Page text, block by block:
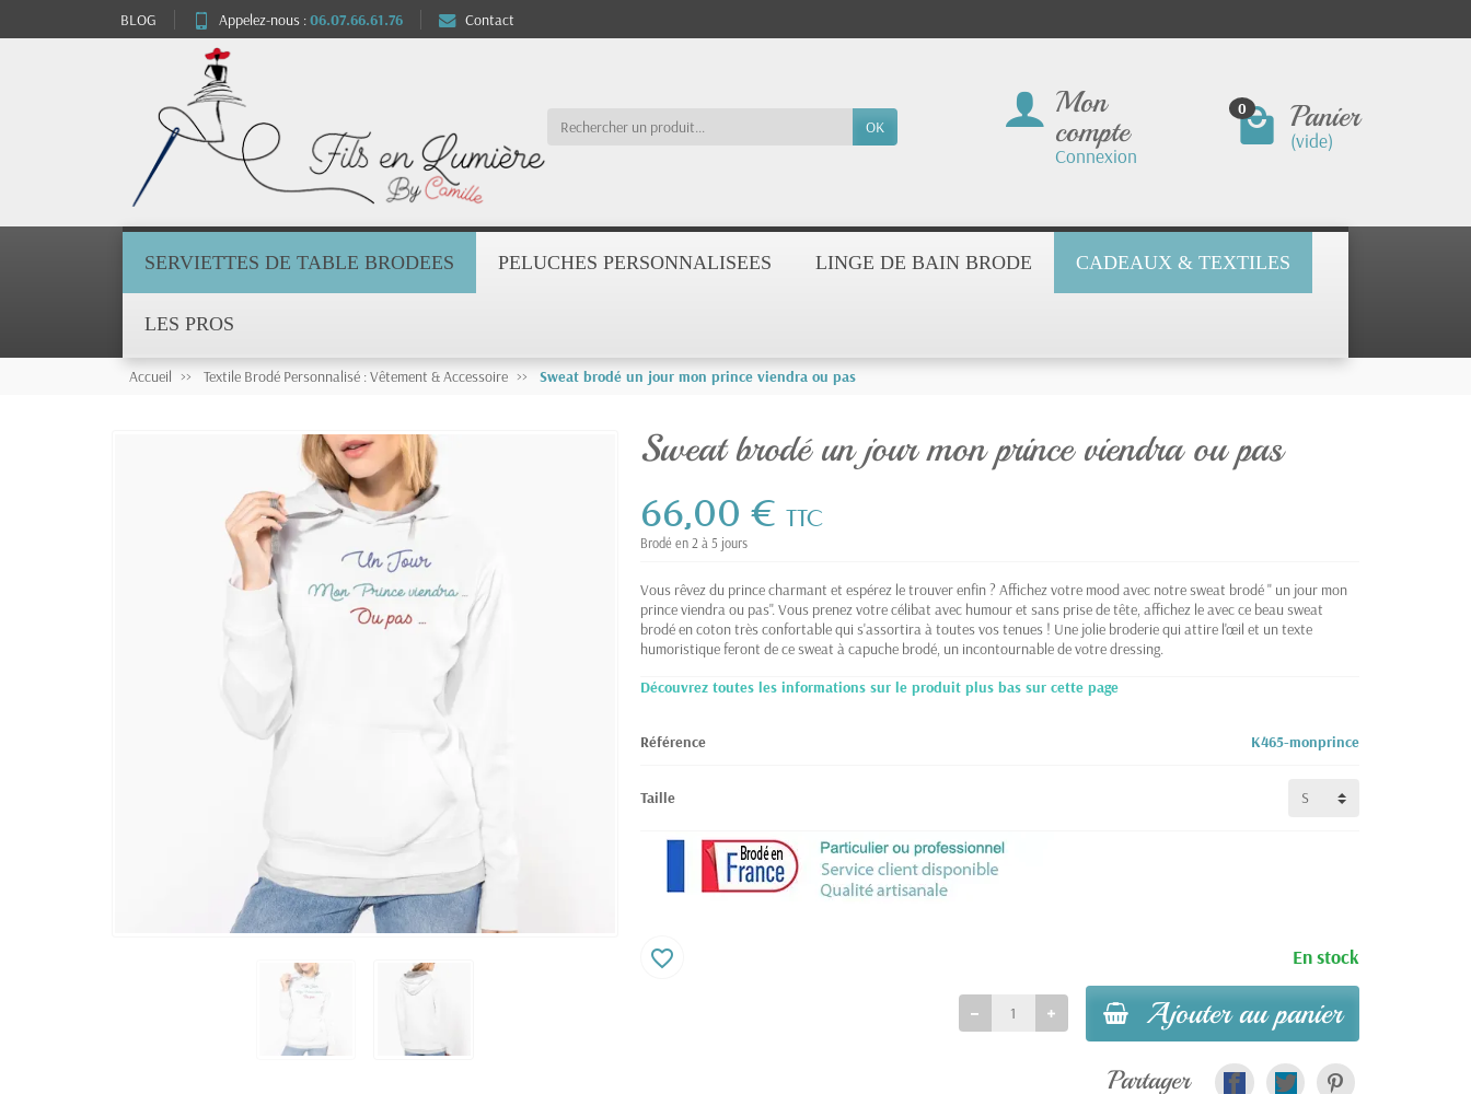
BLOG Appelez-nous :06.07.66.61.76 Contact
OK
Mon
compte
Connexion
0 Panier
(vide)
SERVIETTES DE TABLE BRODEES PELUCHES PERSONNALISEES LINGE DE BAIN BRODE CADEAUX & TEXTILES
LES PROS
Accueil Textile Brodé Personnalisé : Vêtement & Accessoire Sweat brodé un jour mon prince viendra ou pas
Sweat brodé un jour mon prince viendra ou pas
66,00 €TTC
Brodé en 2 à 5 jours
Vous rêvez du prince charmant et espérez le trouver enfin ? Affichez votre mood avec notre sweat brodé " un jour mon
prince viendra ou pas". Vous prenez votre célibat avec humour et sans prise de tête, affichez le avec ce beau sweat
brodé en coton très confortable qui s'assortira à toutes vos tenues ! Une jolie broderie qui attire l'œil et un texte
humoristique feront de ce sweat à capuche brodé, un incontournable de votre dressing.
Découvrez toutes les informations sur le produit plus bas sur cette page
Référence K465-monprince
Taille
En stock
Ajouter au panier
favorite_border
Partager